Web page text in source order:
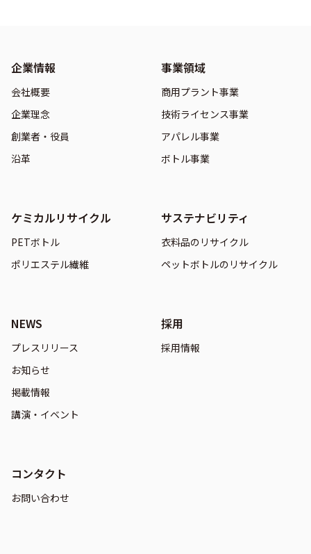
企業情報
会社概要
企業理念
創業者・役員
沿革
事業領域
商用プラント事業
技術ライセンス事業
アパレル事業
ボトル事業
ケミカルリサイクル
PETボトル
ポリエステル繊維
サステナビリティ
衣料品のリサイクル
ペットボトルのリサイクル
NEWS
プレスリリース
お知らせ
掲載情報
講演・イベント
採用
採用情報
コンタクト
お問い合わせ